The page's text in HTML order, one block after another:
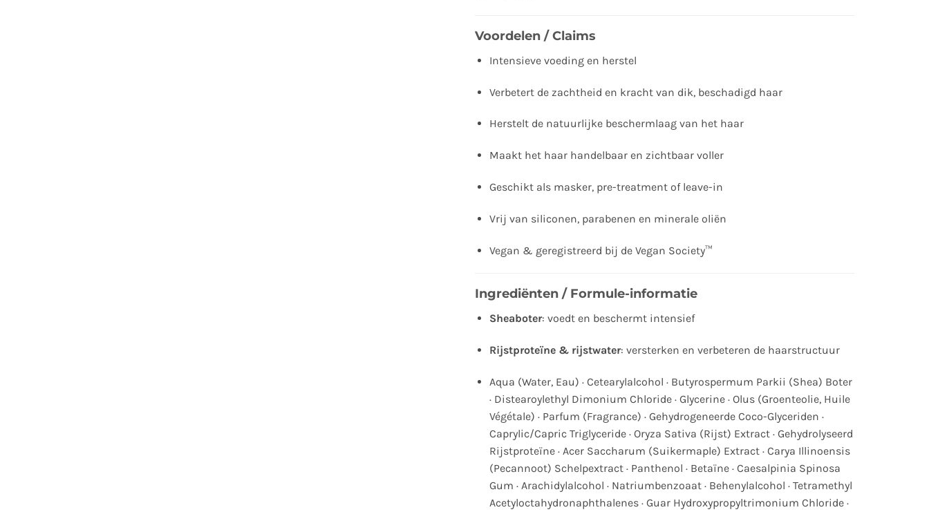
Voordelen / Claims
Intensieve voeding en herstel
Verbetert de zachtheid en kracht van dik, beschadigd haar
Herstelt de natuurlijke beschermlaag van het haar
Maakt het haar handelbaar en zichtbaar voller
Geschikt als masker, pre-treatment of leave-in
Vrij van siliconen, parabenen en minerale oliën
Vegan & geregistreerd bij de Vegan Society™
Ingrediënten / Formule-informatie
Sheaboter: voedt en beschermt intensief
Rijstproteïne & rijstwater: versterken en verbeteren de haarstructuur
Aqua (Water, Eau) · Cetearylalcohol · Butyrospermum Parkii (Shea) Boter
· Distearoylethyl Dimonium Chloride · Glycerine · Olus (Groenteolie, Huile
Végétale) · Parfum (Fragrance) · Gehydrogeneerde Coco-Glyceriden ·
Caprylic/Capric Triglyceride · Oryza Sativa (Rijst) Extract · Gehydrolyseerd
Rijstproteïne · Acer Saccharum (Suikermaple) Extract · Carya Illinoensis
(Pecannoot) Schelpextract · Panthenol · Betaïne · Caesalpinia Spinosa
Gum · Arachidylalcohol · Natriumbenzoaat · Behenylalcohol · Tetramethyl
Acetyloctahydronaphthalenes · Guar Hydroxypropyltrimonium Chloride ·